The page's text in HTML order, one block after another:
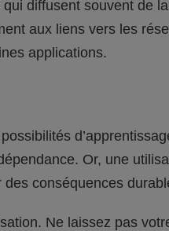
diffusent souvent de
aux liens vers les
applications.
Or, une
conséquences
Ne laissez pas